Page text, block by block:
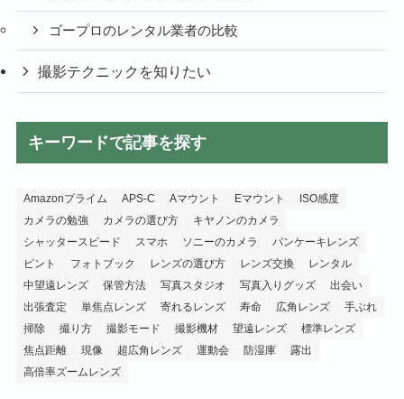
ゴープロのレンタル業者の比較
撮影テクニックを知りたい
キーワードで記事を探す
Amazonプライム APS-C Aマウント Eマウント
ISO感度
カメラの勉強
カメラの選び方
キヤノンのカメラ
シャッタースピード
スマホ ソニーのカメラ
パンケーキレンズ
ピント
フォトブック レンズの選び方 レンズ交換
レンタル
中望遠レンズ
保管方法 写真スタジオ 写真入りグッズ
出会い
出張査定
単焦点レンズ 寄れるレンズ 寿命 広角レンズ
手ぶれ
掃除
撮り方 撮影モード 撮影機材 望遠レンズ
標準レンズ
焦点距離
現像 超広角レンズ 運動会 防湿庫
露出
高倍率ズームレンズ